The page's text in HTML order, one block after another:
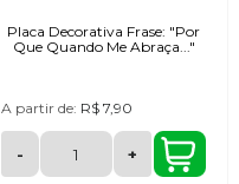
Placa Decorativa Frase: "Por
Que Quando Me Abraça..."
A partir de: R$ 7,90
- +